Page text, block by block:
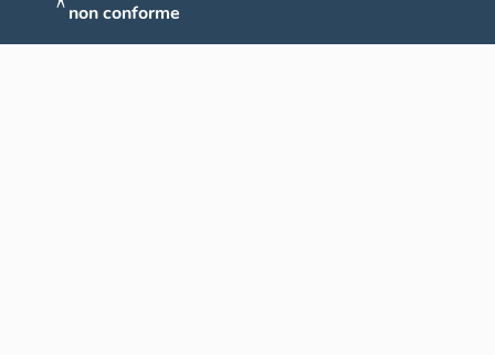
non conforme